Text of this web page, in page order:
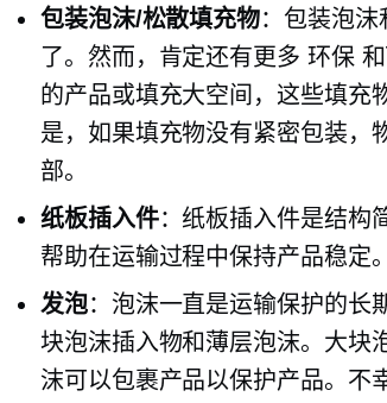
包装泡沫/松散填充物：包装泡
了。然而，肯定还有更多 环保
的产品或填充大空间，这些填充
是，如果填充物没有紧密包装，
部。
纸板插入件：纸板插入件是结构
帮助在运输过程中保持产品稳定。
发泡：泡沫一直是运输保护的长
块泡沫插入物和薄层泡沫。大块
沫可以包裹产品以保护产品。不